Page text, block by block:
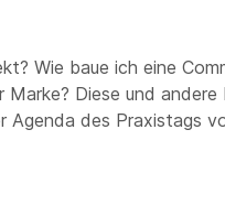
Wie baue ich eine
Diese und andere
Agenda des Praxistags